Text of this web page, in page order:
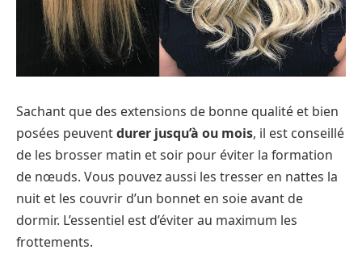
Sachant que des extensions de bonne qualité et bien
posées peuventdurer jusqu’à ou mois, il est conseillé
de les brosser matin et soir pour éviter la formation
de nœuds. Vous pouvez aussi les tresser en nattes la
nuit et les couvrir d’un bonnet en soie avant de
dormir. L’essentiel est d’éviter au maximum les
frottements.